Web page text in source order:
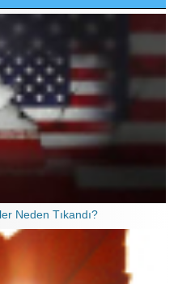
Neden Tıkandı?